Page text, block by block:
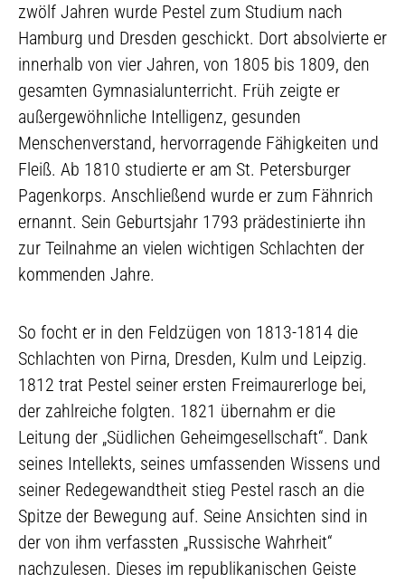
zwölf Jahren wurde Pestel zum Studium nach
Hamburg und Dresden geschickt. Dort absolvierte er
innerhalb von vier Jahren, von 1805 bis 1809, den
gesamten Gymnasialunterricht. Früh zeigte er
außergewöhnliche Intelligenz, gesunden
Menschenverstand, hervorragende Fähigkeiten und
Fleiß. Ab 1810 studierte er am St. Petersburger
Pagenkorps. Anschließend wurde er zum Fähnrich
ernannt. Sein Geburtsjahr 1793 prädestinierte ihn
zur Teilnahme an vielen wichtigen Schlachten der
kommenden Jahre.
So focht er in den Feldzügen von 1813-1814 die
Schlachten von Pirna, Dresden, Kulm und Leipzig.
1812 trat Pestel seiner ersten Freimaurerloge bei,
der zahlreiche folgten. 1821 übernahm er die
Leitung der „Südlichen Geheimgesellschaft“. Dank
seines Intellekts, seines umfassenden Wissens und
seiner Redegewandtheit stieg Pestel rasch an die
Spitze der Bewegung auf. Seine Ansichten sind in
der von ihm verfassten „Russische Wahrheit“
nachzulesen. Dieses im republikanischen Geiste